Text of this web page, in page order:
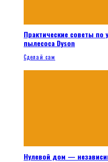
Практические советы по
пылесоса Dyson
Сделай сам
Нулевой дом —